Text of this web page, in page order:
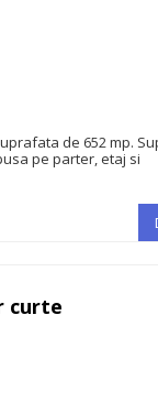
de 652 mp.
pe parter, etaj si
curte